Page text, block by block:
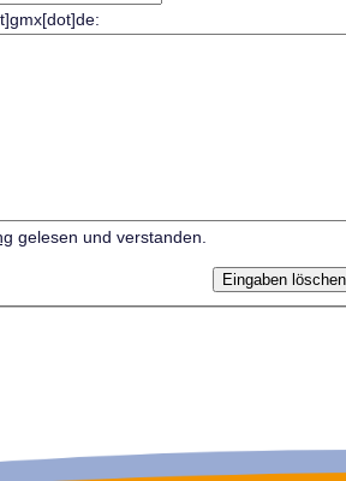
gelesen und verstanden.